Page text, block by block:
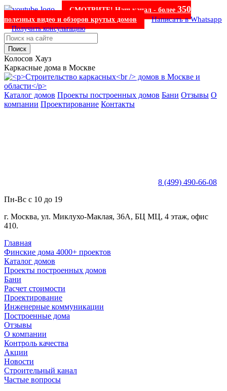
СМОТРИТЕ! Наш канал - более 350
полезных видео и обзоров крутых домов Написать в Whatsapp
Получить консультацию
Поиск
Колосов Хауз
Каркасные дома в Москве
Каталог домов Проекты построенных домов Бани Отзывы О
компании Проектирование Контакты
8 (499) 490-66-08
Пн-Вс с 10 до 19
г. Москва, ул. Миклухо-Маклая, 36А, БЦ МЦ, 4 этаж, офис
410.
Главная
Финские дома 4000+ проектов
Каталог домов
Проекты построенных домов
Бани
Расчет стоимости
Проектирование
Инженерные коммуникации
Построенные дома
Отзывы
О компании
Контроль качества
Акции
Новости
Строительный канал
Частые вопросы